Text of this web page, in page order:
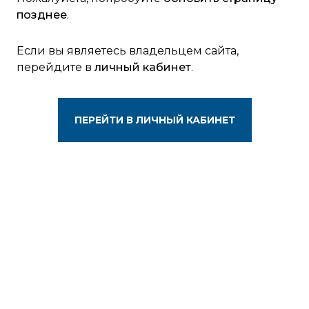
позднее.
Если вы являетесь владельцем сайта,
перейдите в личный кабинет.
ПЕРЕЙТИ В ЛИЧНЫЙ КАБИНЕТ